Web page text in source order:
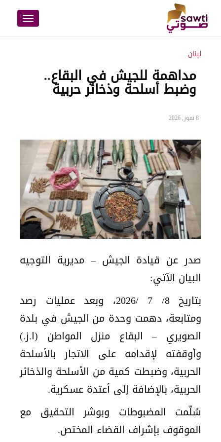
Toggle
navigation
لبنان
مداهمة للجيش في البقاع..
وضبط أسلحة وذخائر حربية
8 تموز, 2026
صدر عن قيادة الجيش – مديرية التوجيه
البيان الآتي:
بتاريخ 8/ 7 /2026، وبعد عمليات رصد
ومتابعة، دهمت وحدة من الجيش في بلدة
الصويري – البقاع منزل المواطن (ا.ز.)
وأوقفته لإقدامه على الاتجار بالأسلحة
الحربية، وضبطت كمية من الأسلحة والذخائر
الحربية، بالإضافة إلى أعتدة عسكرية.
سُلّمت المضبوطات وبوشر التحقيق مع
الموقوف بإشراف القضاء المختص.